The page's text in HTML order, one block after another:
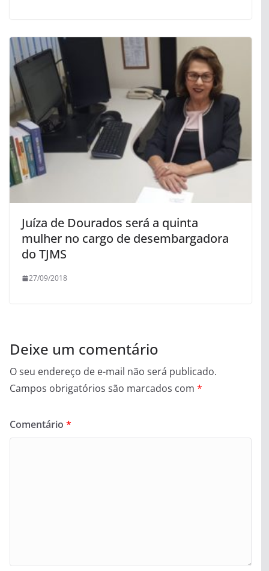
Juíza de Dourados será a quinta
mulher no cargo de desembargadora
do TJMS
27/09/2018
Deixe um comentário
O seu endereço de e-mail não será publicado.
Campos obrigatórios são marcados com *
Comentário *